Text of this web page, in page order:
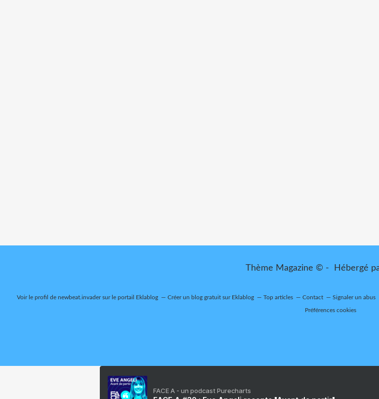
Thème Magazine © - Hébergé
Voir le profil de newbeat.invadersur le portail Eklablog Créer un blog gratuit sur Eklablog Top articles Contact Signaler un abus
Préférences cookies
FACE A - un podcast Purecharts